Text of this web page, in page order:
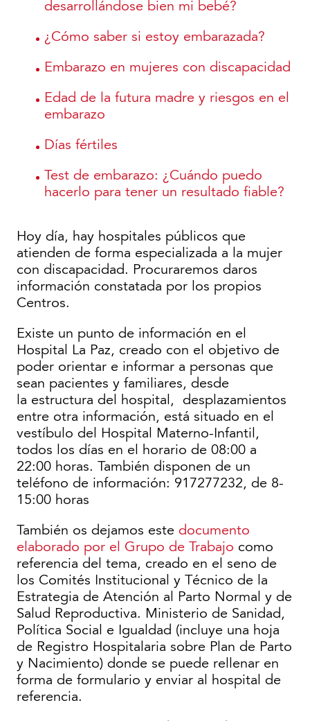
desarrollándose bien mi bebé?
¿Cómo saber si estoy embarazada?
Embarazo en mujeres con discapacidad
Edad de la futura madre y riesgos en el
embarazo
Días fértiles
Test de embarazo: ¿Cuándo puedo
hacerlo para tener un resultado fiable?
Hoy día, hay hospitales públicos que
atienden de forma especializada a la mujer
con discapacidad. Procuraremos daros
información constatada por los propios
Centros.
Existe un punto de información en el
Hospital La Paz, creado con el objetivo de
poder orientar e informar a personas que
sean pacientes y familiares, desde
la estructura del hospital, desplazamientos
entre otra información, está situado en el
vestíbulo del Hospital Materno-Infantil,
todos los días en el horario de 08:00 a
22:00 horas. También disponen de un
teléfono de información: 917277232, de 8-
15:00 horas
También os dejamos este documento
elaborado por el Grupo de Trabajo como
referencia del tema, creado en el seno de
los Comités Institucional y Técnico de la
Estrategia de Atención al Parto Normal y de
Salud Reproductiva. Ministerio de Sanidad,
Política Social e Igualdad (incluye una hoja
de Registro Hospitalaria sobre Plan de Parto
y Nacimiento) donde se puede rellenar en
forma de formulario y enviar al hospital de
referencia.